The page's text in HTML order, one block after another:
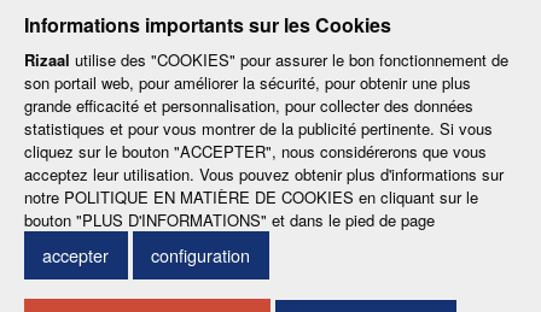
Informations importants sur les Cookies
Rizaal utilise des "COOKIES" pour assurer le bon fonctionnement de
son portail web, pour améliorer la sécurité, pour obtenir une plus
grande efficacité et personnalisation, pour collecter des données
statistiques et pour vous montrer de la publicité pertinente. Si vous
cliquez sur le bouton "ACCEPTER", nous considérerons que vous
acceptez leur utilisation. Vous pouvez obtenir plus d'informations sur
notre POLITIQUE EN MATIÈRE DE COOKIES en cliquant sur le
bouton "PLUS D'INFORMATIONS" et dans le pied de page
accepter configuration
- ESP- ENG-CAT -FRA-DEU
CONTACTEZ NOUS
Menu